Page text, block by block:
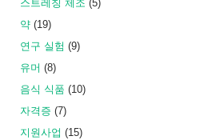
스트레칭 체조 (5)
약 (19)
연구 실험 (9)
유머 (8)
음식 식품 (10)
자격증 (7)
지원사업 (15)